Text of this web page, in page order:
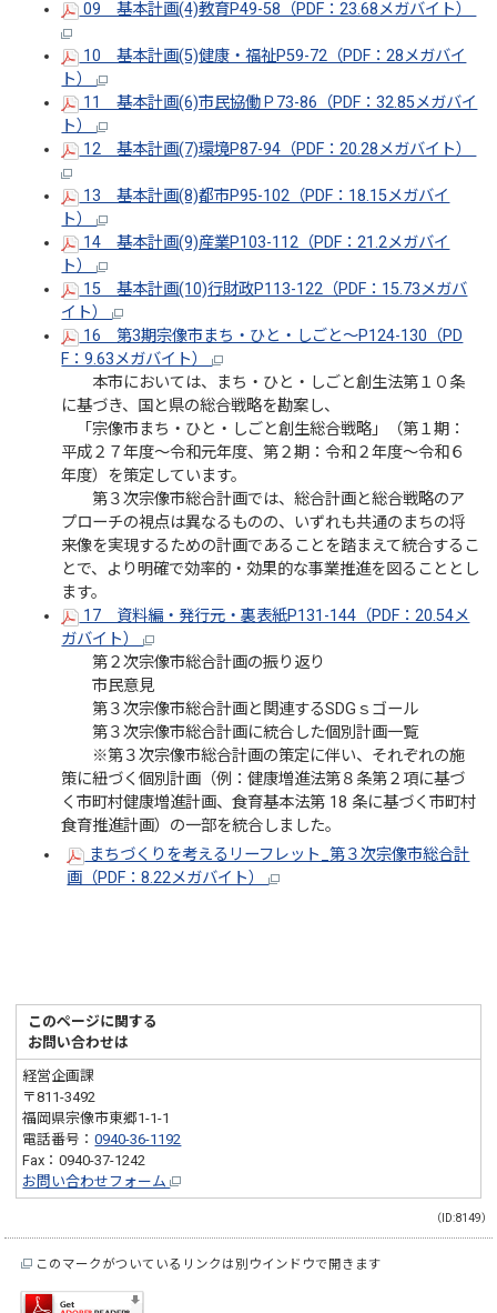
09 基本計画(4)教育P49-58（PDF：23.68メガバイト）
10 基本計画(5)健康・福祉P59-72（PDF：28メガバイ
ト）
11 基本計画(6)市民協働Ｐ73-86（PDF：32.85メガバイ
ト）
12 基本計画(7)環境P87-94（PDF：20.28メガバイト）
13 基本計画(8)都市P95-102（PDF：18.15メガバイ
ト）
14 基本計画(9)産業P103-112（PDF：21.2メガバイ
ト）
15 基本計画(10)行財政P113-122（PDF：15.73メガバ
イト）
16 第3期宗像市まち・ひと・しごと～P124-130（PD
F：9.63メガバイト）
本市においては、まち・ひと・しごと創生法第１０条
に基づき、国と県の総合戦略を勘案し、
「宗像市まち・ひと・しごと創生総合戦略」（第１期：
平成２７年度～令和元年度、第２期：令和２年度～令和６
年度）を策定しています。
第３次宗像市総合計画では、総合計画と総合戦略のア
プローチの視点は異なるものの、いずれも共通のまちの将
来像を実現するための計画であることを踏まえて統合するこ
とで、より明確で効率的・効果的な事業推進を図ることとし
ます。
17 資料編・発行元・裏表紙P131-144（PDF：20.54メ
ガバイト）
第２次宗像市総合計画の振り返り
市民意見
第３次宗像市総合計画と関連するSDGｓゴール
第３次宗像市総合計画に統合した個別計画一覧
※第３次宗像市総合計画の策定に伴い、それぞれの施
策に紐づく個別計画（例：健康増進法第８条第２項に基づ
く市町村健康増進計画、食育基本法第 18 条に基づく市町村
食育推進計画）の一部を統合しました。
まちづくりを考えるリーフレット_第３次宗像市総合計
画（PDF：8.22メガバイト）
このページに関する
お問い合わせは
経営企画課
〒811-3492
福岡県宗像市東郷1-1-1
電話番号：0940-36-1192
Fax：0940-37-1242
お問い合わせフォーム
（ID:8149）
このマークがついているリンクは別ウインドウで開きます